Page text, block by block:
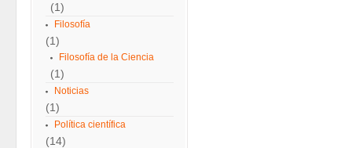
(1)
Filosofía
(1)
Filosofía de la Ciencia
(1)
Noticias
(1)
Política científica
(14)